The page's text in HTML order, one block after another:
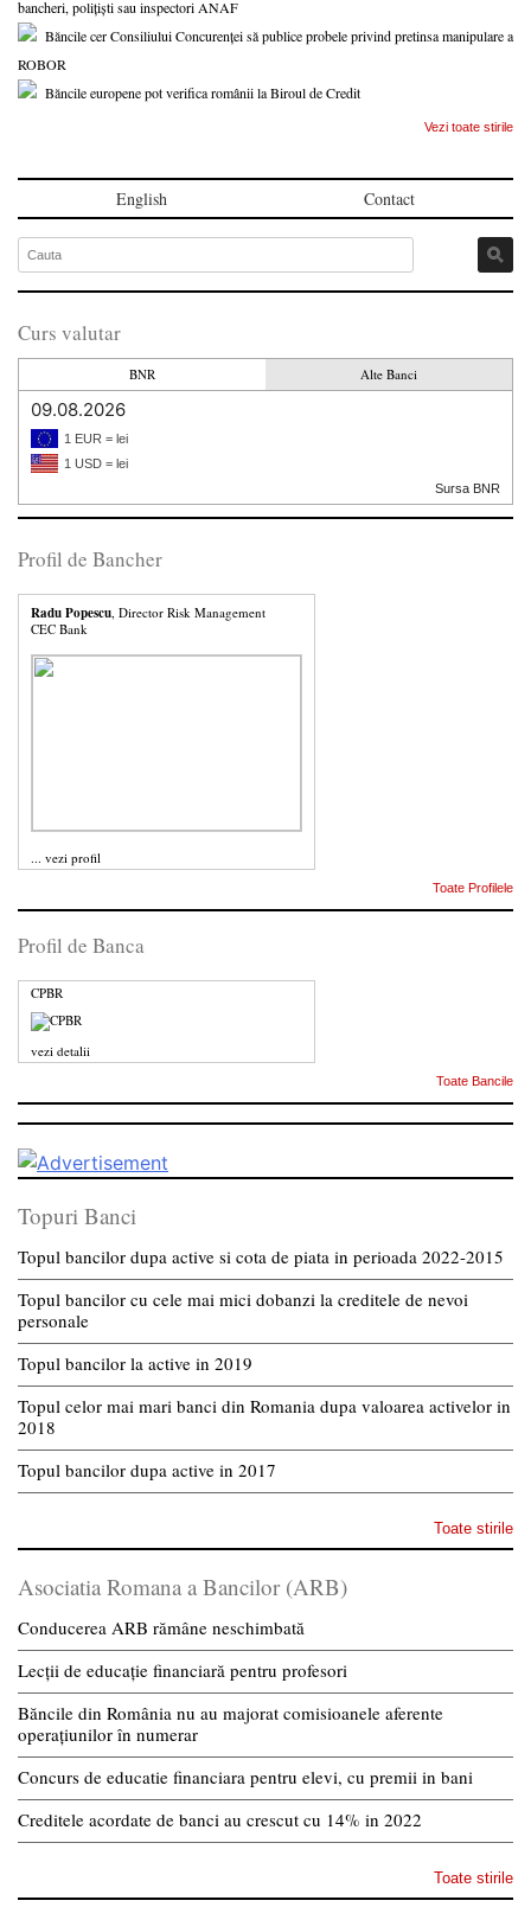
bancheri, polițiști sau inspectori ANAF
Băncile cer Consiliului Concurenței să publice probele privind pretinsa manipulare a
ROBOR
Băncile europene pot verifica românii la Biroul de Credit
Vezi toate stirile
English Contact
Curs valutar
BNR Alte Banci
09.08.2026
1 EUR = lei
1 USD = lei
Sursa BNR
Profil de Bancher
Radu Popescu, Director Risk Management
CEC Bank
... vezi profil
Toate Profilele
Profil de Banca
CPBR
vezi detalii
Toate Bancile
Topuri Banci
Topul bancilor dupa active si cota de piata in perioada 2022-2015
Topul bancilor cu cele mai mici dobanzi la creditele de nevoi
personale
Topul bancilor la active in 2019
Topul celor mai mari banci din Romania dupa valoarea activelor in
2018
Topul bancilor dupa active in 2017
Toate stirile
Asociatia Romana a Bancilor (ARB)
Conducerea ARB rămâne neschimbată
Lecții de educație financiară pentru profesori
Băncile din România nu au majorat comisioanele aferente
operațiunilor în numerar
Concurs de educatie financiara pentru elevi, cu premii in bani
Creditele acordate de banci au crescut cu 14% in 2022
Toate stirile